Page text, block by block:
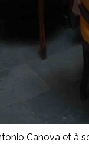
Canova et